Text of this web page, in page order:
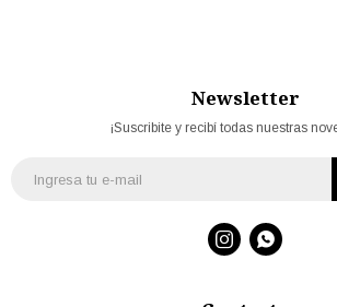
Newsletter
¡Suscribite y recibí todas nuestras
 